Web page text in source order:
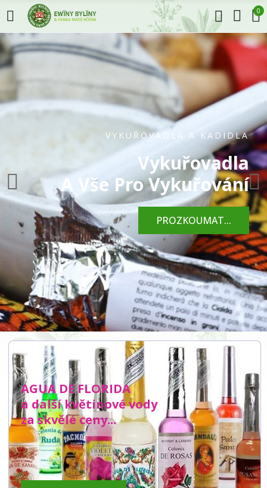
0
VYKUŘOVADLA A KADIDLA
Vykuřovadla
A Vše Pro Vykuřování
PROZKOUMAT...
AGUA DE FLORIDA
a další květinové vody
za skvělé ceny...